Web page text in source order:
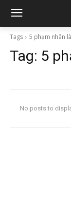
Tags 5 phạm nhân
Tag: 5
No posts to